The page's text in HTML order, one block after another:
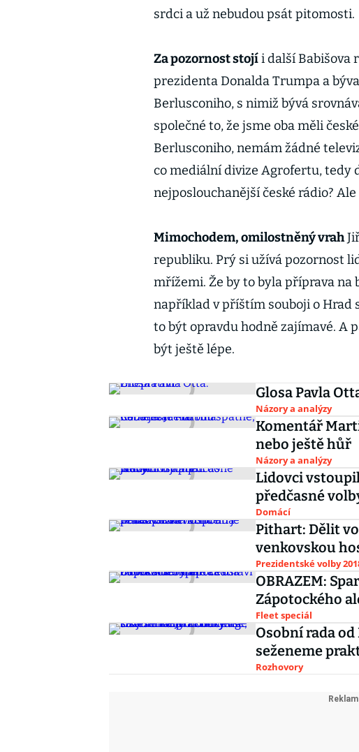
srdci a už nebudou psát pitomosti.
Za pozornost stojíi další Babišova
prezidenta Donalda Trumpa a
Berlusconiho, s nimiž bývá
společné to, že jsme oba měli
Berlusconiho, nemám žádné
co mediální divize Agrofertu, tedy
nejposlouchanější české rádio?
Mimochodem, omilostněný vrah
republiku. Prý si užívá pozornost
mřížemi. Že by to byla příprava na
například v příštím souboji o Hrad
to být opravdu hodně zajímavé. A
být ještě lépe.
Glosa Pavla
Názory a analýzy
Komentář
nebo ještě hůř
Názory a analýzy
Lidovci
předčasné
Domácí
Pithart: Dělit
venkovskou
Prezidentské volby
OBRAZEM:
Zápotockého
Fleet speciál
Osobní rada
seženeme
Rozhovory